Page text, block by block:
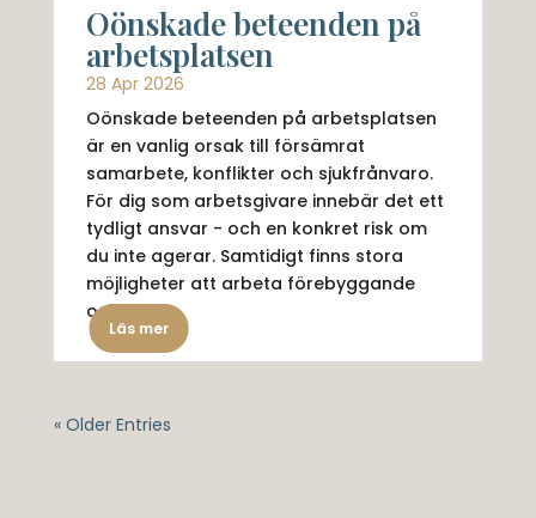
Oönskade beteenden på
arbetsplatsen
28 Apr 2026
Oönskade beteenden på arbetsplatsen
är en vanlig orsak till försämrat
samarbete, konflikter och sjukfrånvaro.
För dig som arbetsgivare innebär det ett
tydligt ansvar - och en konkret risk om
du inte agerar. Samtidigt finns stora
möjligheter att arbeta förebyggande
och...
Läs mer
« Older Entries